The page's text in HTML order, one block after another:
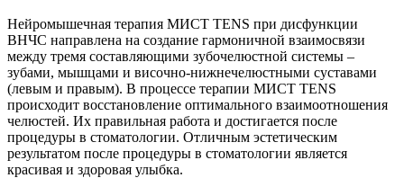
Нейромышечная терапия МИСТ TENS при дисфункции
ВНЧС направлена на создание гармоничной взаимосвязи
между тремя составляющими зубочелюстной системы –
зубами, мышцами и височно-нижнечелюстными суставами
(левым и правым). В процессе терапии МИСТ TENS
происходит восстановление оптимального взаимоотношения
челюстей. Их правильная работа и достигается после
процедуры в стоматологии. Отличным эстетическим
результатом после процедуры в стоматологии является
красивая и здоровая улыбка.